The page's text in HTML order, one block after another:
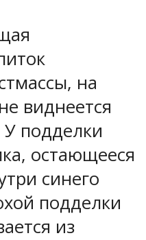
на
виднеется
подделки
остающееся
синего
подделки
из